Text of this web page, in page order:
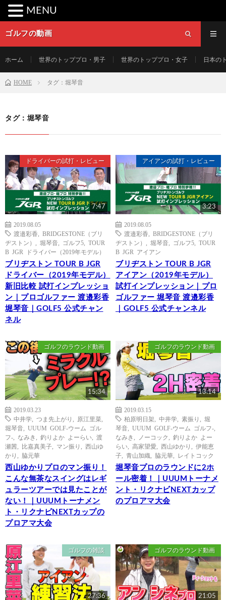
ゴルフの動画
ホーム 世界のトッププロ・男子 世界のトッププロ・女子 日本の
HOME タグ：堀琴音
タグ：堀琴音
ドライバーの試打・レビュー
7:47
2019.08.05
渡邉彩香
BRIDGESTONE（ブリ
ヂストン）
堀琴音 ゴルフ5
TOUR
B JGR ドライバー（2019年モデル）
ブリヂストン TOUR B JGR
ドライバー（2019年モデル）
新旧比較 試打インプレッショ
ン｜プロゴルファー 渡邉彩香
堀琴音｜GOLF5 公式チャン
ネル
アイアンの試打・レビュー
3:23
2019.08.05
渡邉彩香
BRIDGESTONE（ブリ
ヂストン）
堀琴音 ゴルフ5
TOUR
B JGR アイアン
ブリヂストン TOUR B JGR
アイアン（2019年モデル）
試打インプレッション｜プロ
ゴルファー 堀琴音 渡邉彩香
｜GOLF5 公式チャンネル
ゴルフのラウンド動画
15:34
2019.03.23
中井学
つま先上がり 原江里菜
堀琴音
UUUM GOLF-ウーム ゴル
フ-
なみき 釣りよか よーらい
渡
瀬茜
比嘉真美子 マン振り
西山ゆ
かり
脇元華
西山ゆかりプロのマン振り！
こんな無茶なスイングはレギ
ュラーツアーでは見たことが
ない！｜UUUMトーナメン
ト・リクナビNEXTカップの
プロアマ大会
ゴルフのラウンド動画
13:14
2019.03.15
柏原明日架
中井学 素振り
堀
琴音
UUUM GOLF-ウーム ゴルフ-
なみき
ノーコック
釣りよか よー
らい
高家望愛 西山ゆかり
伊能恵
子
青山加織 脇元華 レイトコック
堀琴音プロのラウンドに2ホ
ール密着！｜UUUMトーナメ
ント・リクナビNEXTカップ
のプロアマ大会
ゴルフの雑談
27:36
ゴルフのラウンド動画
21:05
MENU